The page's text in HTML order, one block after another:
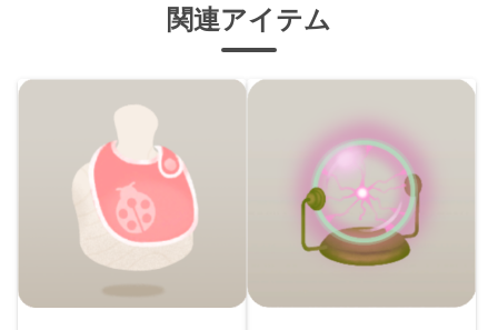
関連アイテム